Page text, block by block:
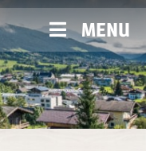
MENU